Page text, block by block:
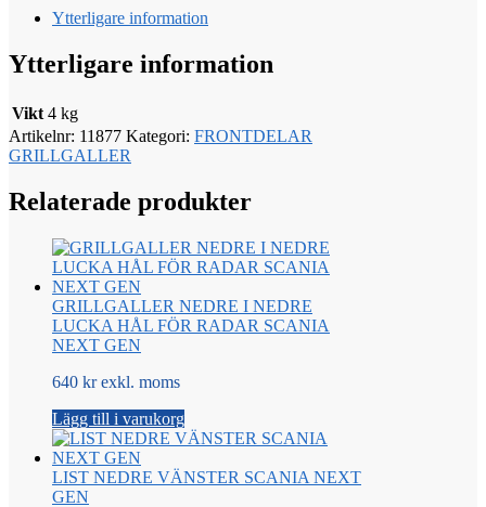
Ytterligare information
Ytterligare information
Vikt 4 kg
Artikelnr: 11877 Kategori: FRONTDELAR
GRILLGALLER
Relaterade produkter
GRILLGALLER NEDRE I NEDRE
LUCKA HÅL FÖR RADAR SCANIA
NEXT GEN
640 kr exkl. moms
Lägg till i varukorg
LIST NEDRE VÄNSTER SCANIA NEXT
GEN